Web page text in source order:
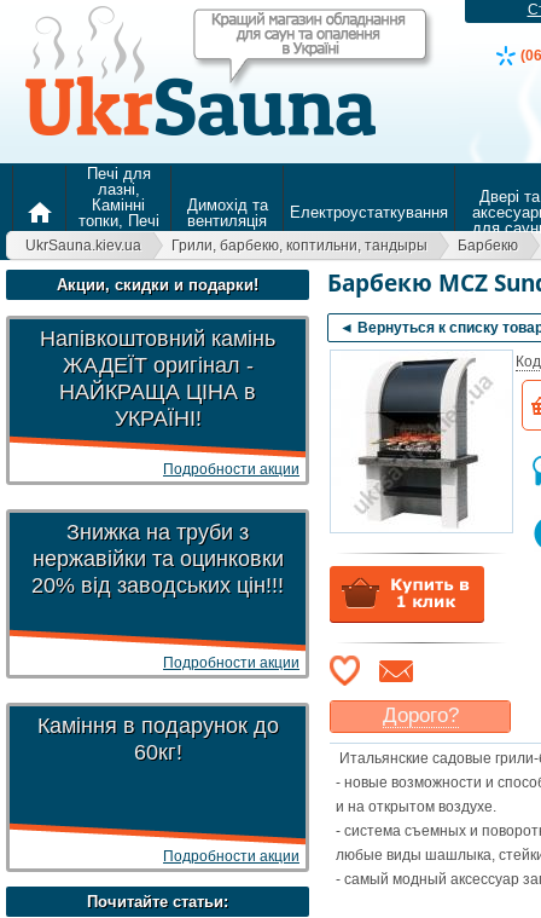
home
Печі для
лазні,
Камінні
топки, Печі
для
опалення
Димохід та
вентиляція
Електроустаткування
Двері та
для
UkrSauna.kiev.ua Грили, барбекю, коптильни, тандыры Барбекю
Акции, скидки и подарки!
Напівкоштовний камінь
ЖАДЕЇТ оригінал -
НАЙКРАЩА ЦІНА в
УКРАЇНІ!
Подробности акции
Знижка на труби з
нержавійки та оцинковки
20% від заводських цін!!!
Подробности акции
Каміння в подарунок до
60кг!
Подробности акции
Почитайте статьи:
Барбекю MCZ
◄ Вернуться к списку
Дорого?
Какая ценамогла бы
Васустроить?
Указать цену
Итальянские садовые
- новые возможности и
и на открытом воздухе.
- система съемных и
любые виды шашлыка,
- самый модный аксессуар